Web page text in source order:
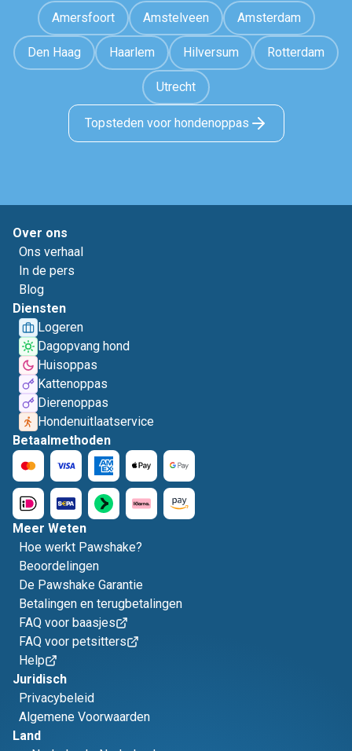
Amersfoort Amstelveen Amsterdam
Den Haag Haarlem Hilversum Rotterdam
Utrecht
Topsteden voor hondenoppas
Over ons
Ons verhaal
In de pers
Blog
Diensten
Logeren
Dagopvang hond
Huisoppas
Kattenoppas
Dierenoppas
Hondenuitlaatservice
Betaalmethoden
Meer Weten
Hoe werkt Pawshake?
Beoordelingen
De Pawshake Garantie
Betalingen en terugbetalingen
FAQ voor baasjes
FAQ voor petsitters
Help
Juridisch
Privacybeleid
Algemene Voorwaarden
Land